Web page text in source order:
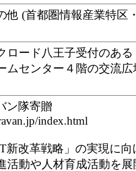
他 (首都圏情報産業特区
ロード八王子受付のある
ムセンター４階の交流
ン隊寄贈
index.html
新改革戦略」の実現に
活動や人材育成活動を展